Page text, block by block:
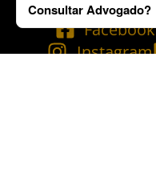
Facebook
Instagram
Consultar Advogado?